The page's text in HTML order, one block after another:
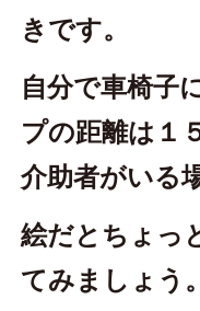
きです。
自分で車椅子
プの距離は１
介助者がいる
絵だとちょっ
てみましょう。